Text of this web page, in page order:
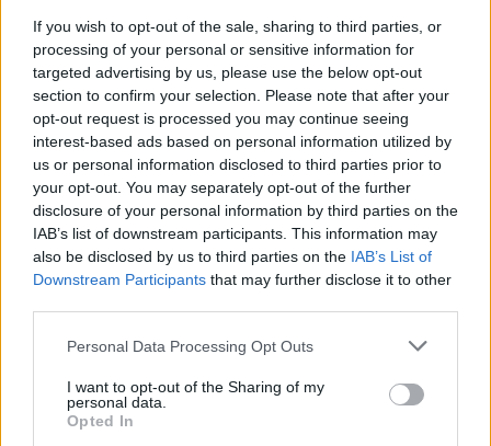
If you wish to opt-out of the sale, sharing to third parties, or
processing of your personal or sensitive information for
targeted advertising by us, please use the below opt-out
section to confirm your selection. Please note that after your
opt-out request is processed you may continue seeing
interest-based ads based on personal information utilized by
us or personal information disclosed to third parties prior to
your opt-out. You may separately opt-out of the further
disclosure of your personal information by third parties on the
IAB’s list of downstream participants. This information may
also be disclosed by us to third parties on the IAB’s List of
Downstream Participants that may further disclose it to other
Please note that this website/app uses one or more Google
not limited to your visit or usage behaviour. You may click to
grant or deny consent to Google and its third-party tags to
use your data for below specified purposes in below Google
Personal Data Processing Opt Outs
I want to opt-out of the Sharing of my
personal data.
Opted In
felemás szöveg született hozzá, és az utolsó
pillanatban sikerült megírni - a feléneklés határideje
mindig jó múzsa! Végig éreztük, hogy a zene ott van,
és aztán jó lett a szöveg is. Talán ez volt a kulcs.
Ebben a dalban is van csordavokál, a lemezfelvétel
kedvenc pillanatainak egyike számomra, amikor
visszagondolok, hogy "kiabáltunk fel" mindent
Besenyei Áron barátunkkal kiegészülve a Supersize
kőtermében.
Zoli:Viszonylag korai dal, amelynek hallgatása
Vidám érzeted lesz tőle, holott nem egy kifejezetten
szerű visszhangosított gitároknak is köszönhető, ami
egy ráülős, szállós hangulatot kölcsönöz a számnak.